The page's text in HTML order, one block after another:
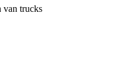
van trucks